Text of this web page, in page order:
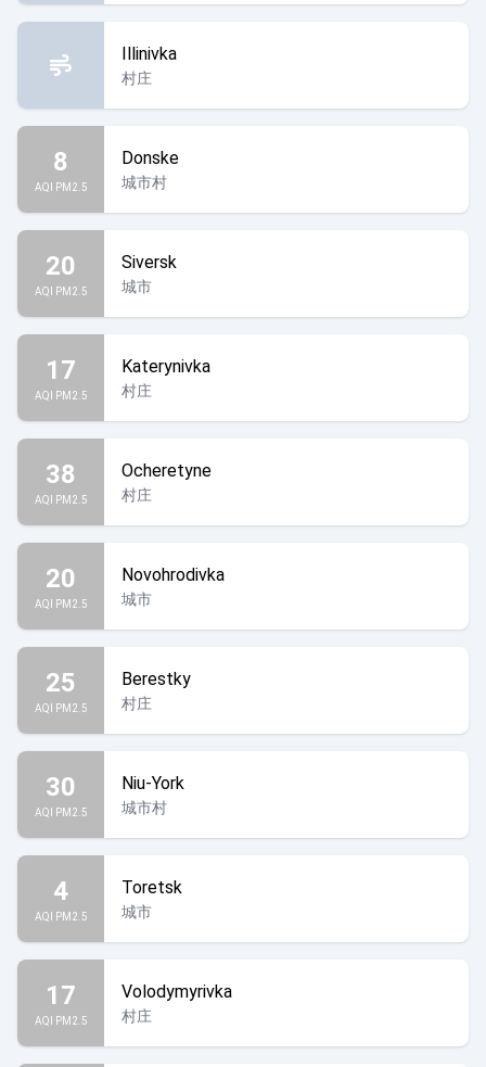
Illinivka
村庄
8
AQI PM2.5
Donske
城市村
20
AQI PM2.5
Siversk
城市
17
AQI PM2.5
Katerynivka
村庄
38
AQI PM2.5
Ocheretyne
村庄
20
AQI PM2.5
Novohrodivka
城市
25
AQI PM2.5
Berestky
村庄
30
AQI PM2.5
Niu-York
城市村
4
AQI PM2.5
Toretsk
城市
17
AQI PM2.5
Volodymyrivka
村庄